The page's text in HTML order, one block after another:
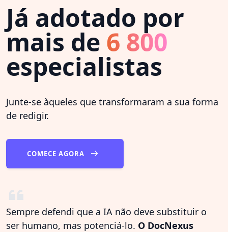
Já adotado por
mais de 6 800
especialistas
Junte-se àqueles que transformaram a sua forma
de redigir.
COMECE AGORA
Sempre defendi que a IA não deve substituir o
ser humano, mas potenciá-lo. O DocNexus